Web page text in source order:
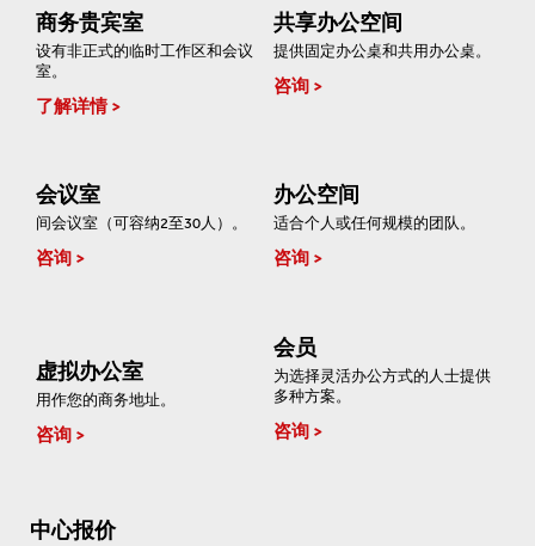
商务贵宾室
设有非正式的临时工作区和会议
室。
了解详情
共享办公空间
提供固定办公桌和共用办公桌。
咨询
会议室
间会议室（可容纳2至30人）。
咨询
办公空间
适合个人或任何规模的团队。
咨询
虚拟办公室
用作您的商务地址。
咨询
会员
为选择灵活办公方式的人士提供
多种方案。
咨询
中心报价